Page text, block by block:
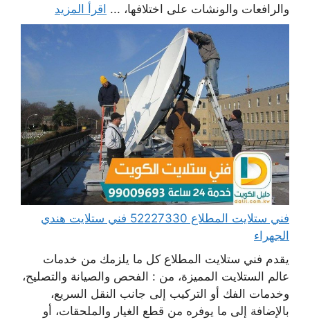
والرافعات والونشات على اختلافها، ... اقرأ المزيد
فني ستلايت المطلاع 52227330 فني ستلايت هندي
الجهراء
يقدم فني ستلايت المطلاع كل ما يلزمك من خدمات
عالم الستلايت المميزة، من : الفحص والصيانة والتصليح،
وخدمات الفك أو التركيب إلى جانب النقل السريع،
بالإضافة إلى ما يوفره من قطع الغيار والملحقات، أو